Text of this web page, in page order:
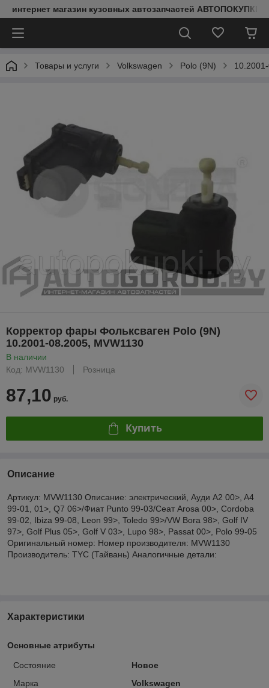
интернет магазин кузовных автозапчастей АВТОПОКУПКИ
Товары и услуги Volkswagen Polo (9N)
Корректор фары Фольксваген Polo (9N)
10.2001-08.2005, MVW1130
В наличии
Код: MVW1130
Розница
87,10 руб.
Купить
Описание
Артикул: MVW1130 Описание: электрический, Ауди A2 00>, A4
99-01, 01>, Q7 06>/Фиат Punto 99-03/Сеат Arosa 00>, Cordoba
99-02, Ibiza 99-08, Leon 99>, Toledo 99>/VW Bora 98>, Golf IV
97>, Golf Plus 05>, Golf V 03>, Lupo 98>, Passat 00>, Polo 99-05
Оригинальный номер: Номер производителя: MVW1130
Производитель: TYC (Тайвань) Аналогичные детали:
Характеристики
Основные атрибуты
Состояние
Новое
Марка
Volkswagen